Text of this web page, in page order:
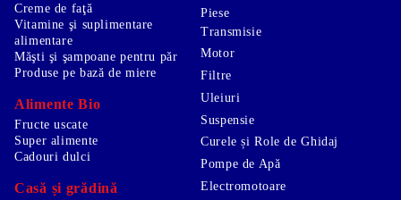
Creme de faţă
Vitamine şi suplimentare
alimentare
Măşti şi şampoane pentru păr
Produse pe bază de miere
Alimente Bio
Fructe uscate
Super alimente
Cadouri dulci
Casă și grădină
Piese
Transmisie
Motor
Filtre
Uleiuri
Suspensie
Curele și Role de Ghidaj
Pompe de Apă
Electromotoare